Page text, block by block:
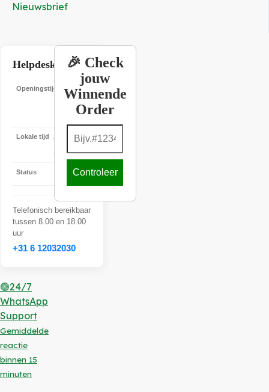
Nieuwsbrief
Helpdesk
Openingstijden 19:00
22:00
Lokale tijd
6-8-2026
20:03:21
Status Online
Telefonisch bereikbaar
tussen 8.00 en 18.00
uur
+31 6 12032030
🟢24/7
WhatsApp
Support
Gemiddelde
reactie
binnen 15
minuten
🎉 Check
jouw
Winnende
Order
Controleer